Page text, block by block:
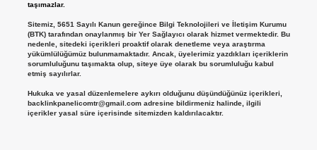
taşımazlar.
Sitemiz, 5651 Sayılı Kanun gereğince Bilgi Teknolojileri ve İletişim Kurumu
(BTK) tarafından onaylanmış bir Yer Sağlayıcı olarak hizmet vermektedir. Bu
nedenle, sitedeki içerikleri proaktif olarak denetleme veya araştırma
yükümlülüğümüz bulunmamaktadır. Ancak, üyelerimiz yazdıkları içeriklerin
sorumluluğunu taşımakta olup, siteye üye olarak bu sorumluluğu kabul
etmiş sayılırlar.
Hukuka ve yasal düzenlemelere aykırı olduğunu düşündüğünüz içerikleri,
backlinkpanelicomtr@gmail.comadresine bildirmeniz halinde, ilgili
içerikler yasal süre içerisinde sitemizden kaldırılacaktır.